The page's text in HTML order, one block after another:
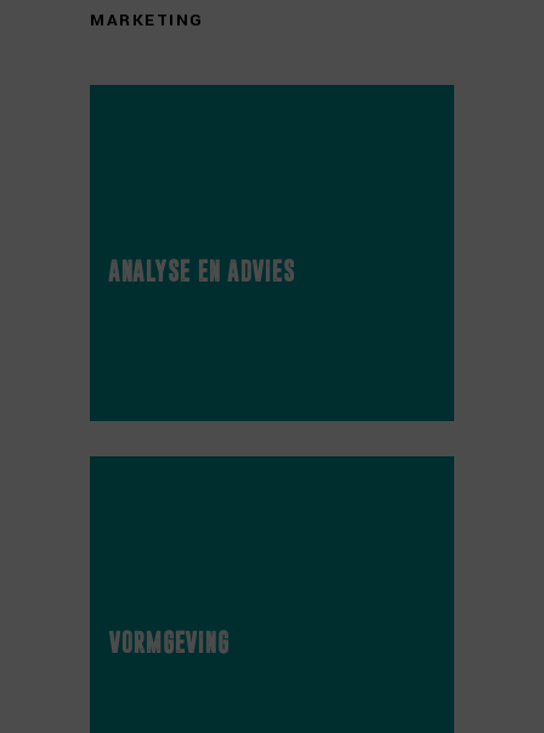
MARKETING
analyse en advies
vormgeving